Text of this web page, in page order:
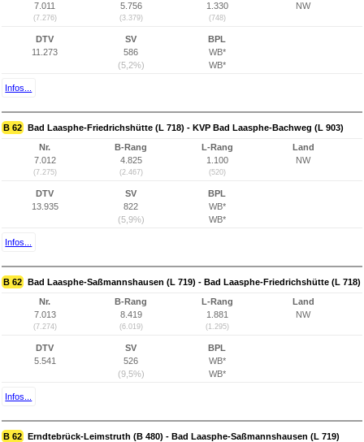
7.011
(7.276)
5.756
(3.379)
1.330
(748)
NW
DTV
11.273
SV
586
(5,2%)
BPL
WB*
WB*
Infos...
B 62 Bad Laasphe-Friedrichshütte (L 718) - KVP Bad Laasphe-Bachweg (L 903)
Nr.
7.012
(7.275)
B-Rang
4.825
(2.467)
L-Rang
1.100
(520)
Land
NW
DTV
13.935
SV
822
(5,9%)
BPL
WB*
WB*
Infos...
B 62 Bad Laasphe-Saßmannshausen (L 719) - Bad Laasphe-Friedrichshütte (L 718)
Nr.
7.013
(7.274)
B-Rang
8.419
(6.019)
L-Rang
1.881
(1.295)
Land
NW
DTV
5.541
SV
526
(9,5%)
BPL
WB*
WB*
Infos...
B 62 Erndtebrück-Leimstruth (B 480) - Bad Laasphe-Saßmannshausen (L 719)